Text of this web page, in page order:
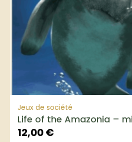
Jeux de société
Life of the Amazonia –
12,00€